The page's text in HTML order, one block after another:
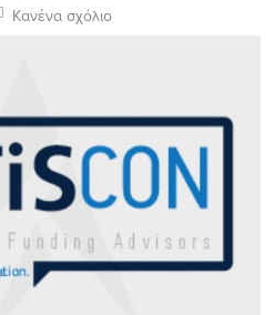
Κανένα σχόλιο